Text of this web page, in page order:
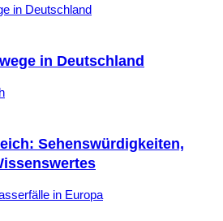
in Deutschland
Sehenswürdigkeiten,